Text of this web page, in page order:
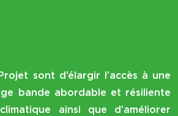
sont d’élargir l’accès à une
bande abordable et résiliente
ainsi que d’améliorer